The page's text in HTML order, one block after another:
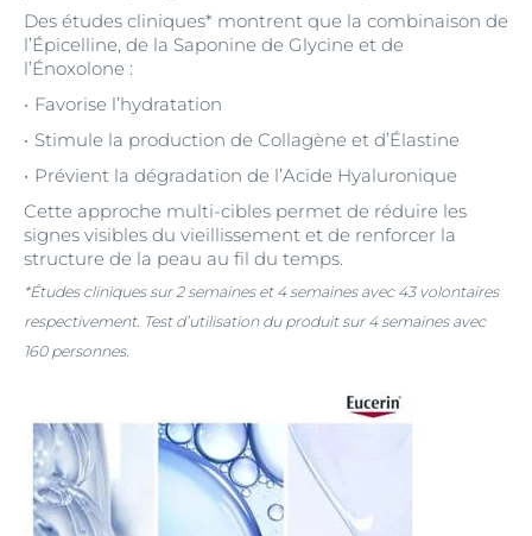
Des études cliniques* montrent que la combinaison de
l’Épicelline, de la Saponine de Glycine et de
l’Énoxolone :
Favorise l’hydratation
Stimule la production de Collagène et d’Élastine
Prévient la dégradation de l’Acide Hyaluronique
Cette approche multi-cibles permet de réduire les
signes visibles du vieillissement et de renforcer la
structure de la peau au fil du temps.
*Études cliniques sur 2 semaines et 4 semaines avec 43 volontaires
respectivement. Test d’utilisation du produit sur 4 semaines avec
160 personnes.